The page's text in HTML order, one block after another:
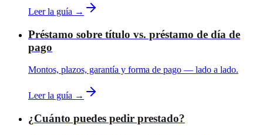
Leer la guía →
Préstamo sobre título vs. préstamo de día de
pago
Montos, plazos, garantía y forma de pago — lado a lado.
Leer la guía →
¿Cuánto puedes pedir prestado?